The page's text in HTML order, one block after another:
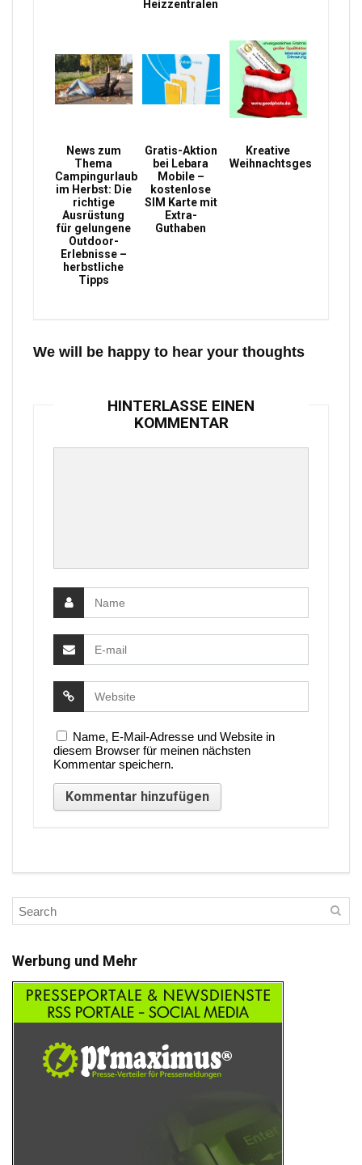
Heizzentralen
News zum
Thema
Campingurlaub
im Herbst: Die
richtige
Ausrüstung
für gelungene
Outdoor-
Erlebnisse –
herbstliche
Tipps
Gratis-Aktion
bei Lebara
Mobile –
kostenlose
SIM Karte mit
Extra-
Guthaben
Kreative
Weihnachtsgeschenke
We will be happy to hear your thoughts
HINTERLASSE EINEN
KOMMENTAR
Name, E-Mail-Adresse und Website in
diesem Browser für meinen nächsten
Kommentar speichern.
Werbung und Mehr